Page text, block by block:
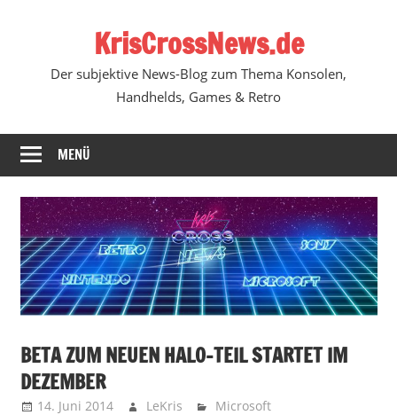
KrisCrossNews.de
Der subjektive News-Blog zum Thema Konsolen,
Handhelds, Games & Retro
MENÜ
BETA ZUM NEUEN HALO-TEIL STARTET IM
DEZEMBER
14. Juni 2014 LeKris Microsoft